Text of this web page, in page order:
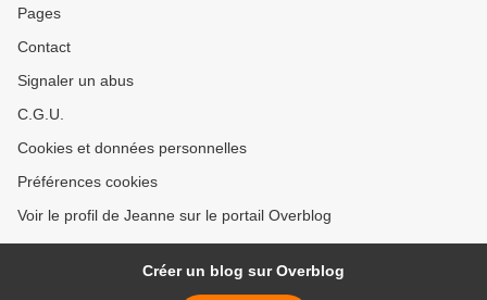
Pages
Contact
Signaler un abus
C.G.U.
Cookies et données personnelles
Préférences cookies
Voir le profil de Jeanne sur le portail Overblog
Créer un blog sur Overblog